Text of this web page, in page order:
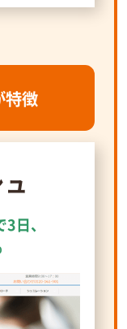
特徴
日、